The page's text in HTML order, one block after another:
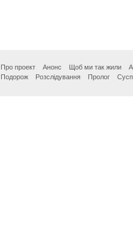
Про проект Анонс Щоб ми так жили
Подорож
Розслідування Пролог